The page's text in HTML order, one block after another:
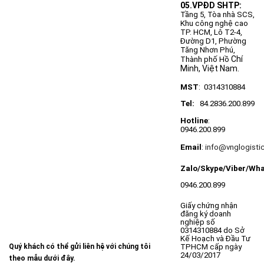
Quý khách có thể gửi liên hệ với chúng tôi
theo mẫu dưới đây.
05.VPĐD SHTP:
Tầng 5, Tòa nhà SCS,
Khu công nghệ cao
TP. HCM, Lô T2-4,
Đường D1,Phường
Tăng Nhơn Phú,
Thành phố Hồ Chí
Minh, Việt Nam.
MST: 0314310884
Tel: 84.2836.200.899
Hotline:
0946.200.899
Email :
Zalo/Skype/Viber/
0946.200.899
Giấy chứng nhận
đăng ký doanh
nghiệp số
0314310884 do Sở
Kế Hoạch và Đầu Tư
TPHCM cấp ngày
24/03/2017